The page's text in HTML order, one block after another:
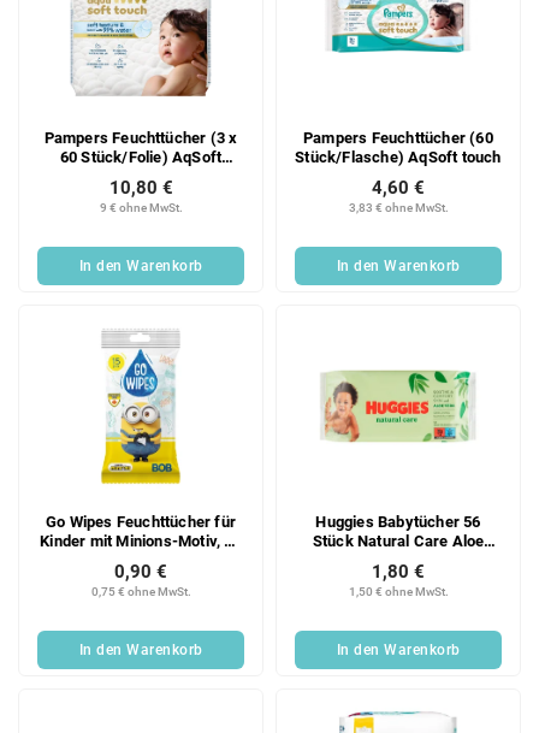
Pampers Feuchttücher (3 x
60 Stück/Folie) AqSoft
9 € ohne MwSt.
10,80 €
In den Warenkorb
Pampers Feuchttücher (60
Stück/Flasche) AqSoft touch
3,83 € ohne MwSt.
4,60 €
In den Warenkorb
Go Wipes Feuchttücher für
Kinder mit Minions-Motiv, 15
0,75 € ohne MwSt.
0,90 €
In den Warenkorb
Huggies Babytücher 56
Stück Natural Care Aloe
1,50 € ohne MwSt.
1,80 €
In den Warenkorb